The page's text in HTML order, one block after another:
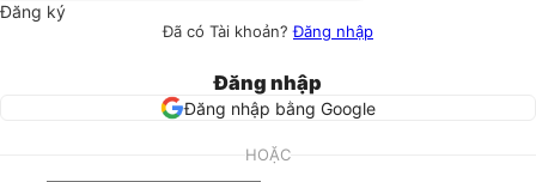
Đăng ký
Đã có Tài khoản?Đăng nhập
Đăng nhập
Đăng nhập bằng Google
HOẶC